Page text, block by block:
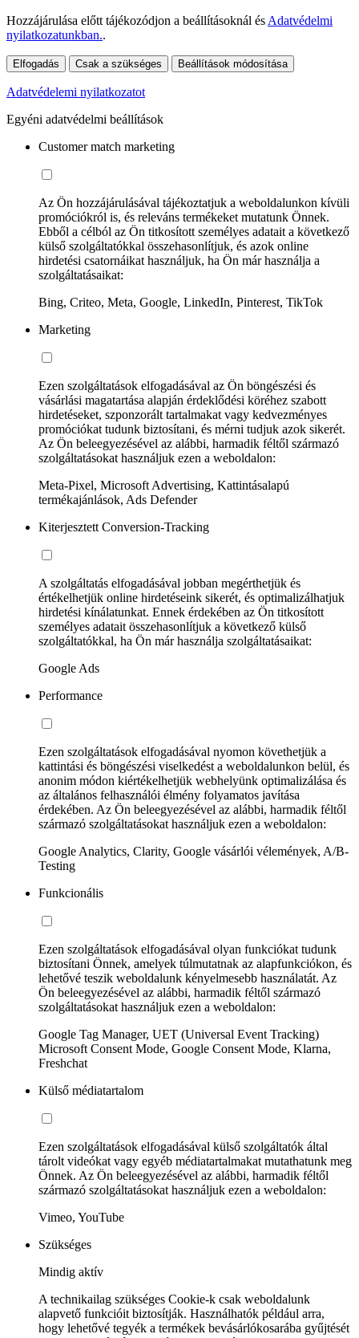
Hozzájárulása előtt tájékozódjon a beállításoknál ésAdatvédelmi
nyilatkozatunkban..
Elfogadás Csak a szükséges Beállítások módosítása
Adatvédelemi nyilatkozatot
Egyéni adatvédelmi beállítások
Customer match marketing
Az Ön hozzájárulásával tájékoztatjuk a weboldalunkon kívüli
promóciókról is, és releváns termékeket mutatunk Önnek.
Ebből a célból az Ön titkosított személyes adatait a következő
külső szolgáltatókkal összehasonlítjuk, és azok online
hirdetési csatornáikat használjuk, ha Ön már használja a
szolgáltatásaikat:
Bing, Criteo, Meta, Google, LinkedIn, Pinterest, TikTok
Marketing
Ezen szolgáltatások elfogadásával az Ön böngészési és
vásárlási magatartása alapján érdeklődési köréhez szabott
hirdetéseket, szponzorált tartalmakat vagy kedvezményes
promóciókat tudunk biztosítani, és mérni tudjuk azok sikerét.
Az Ön beleegyezésével az alábbi, harmadik féltől származó
szolgáltatásokat használjuk ezen a weboldalon:
Meta-Pixel, Microsoft Advertising, Kattintásalapú
termékajánlások, Ads Defender
Kiterjesztett Conversion-Tracking
A szolgáltatás elfogadásával jobban megérthetjük és
értékelhetjük online hirdetéseink sikerét, és optimalizálhatjuk
hirdetési kínálatunkat. Ennek érdekében az Ön titkosított
személyes adatait összehasonlítjuk a következő külső
szolgáltatókkal, ha Ön már használja szolgáltatásaikat:
Google Ads
Performance
Ezen szolgáltatások elfogadásával nyomon követhetjük a
kattintási és böngészési viselkedést a weboldalunkon belül, és
anonim módon kiértékelhetjük webhelyünk optimalizálása és
az általános felhasználói élmény folyamatos javítása
érdekében. Az Ön beleegyezésével az alábbi, harmadik féltől
származó szolgáltatásokat használjuk ezen a weboldalon:
Google Analytics, Clarity, Google vásárlói vélemények, A/B-
Testing
Funkcionális
Ezen szolgáltatások elfogadásával olyan funkciókat tudunk
biztosítani Önnek, amelyek túlmutatnak az alapfunkciókon, és
lehetővé teszik weboldalunk kényelmesebb használatát. Az
Ön beleegyezésével az alábbi, harmadik féltől származó
szolgáltatásokat használjuk ezen a weboldalon:
Google Tag Manager, UET (Universal Event Tracking)
Microsoft Consent Mode, Google Consent Mode, Klarna,
Freshchat
Külső médiatartalom
Ezen szolgáltatások elfogadásával külső szolgáltatók által
tárolt videókat vagy egyéb médiatartalmakat mutathatunk meg
Önnek. Az Ön beleegyezésével az alábbi, harmadik féltől
származó szolgáltatásokat használjuk ezen a weboldalon:
Vimeo, YouTube
Szükséges
Mindig aktív
A technikailag szükséges Cookie-k csak weboldalunk
alapvető funkcióit biztosítják. Használhatók például arra,
hogy lehetővé tegyék a termékek bevásárlókosarába gyűjtését